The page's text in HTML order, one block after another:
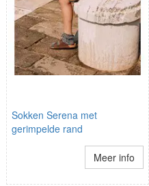
Sokken Serena met
gerimpelde rand
Meer info